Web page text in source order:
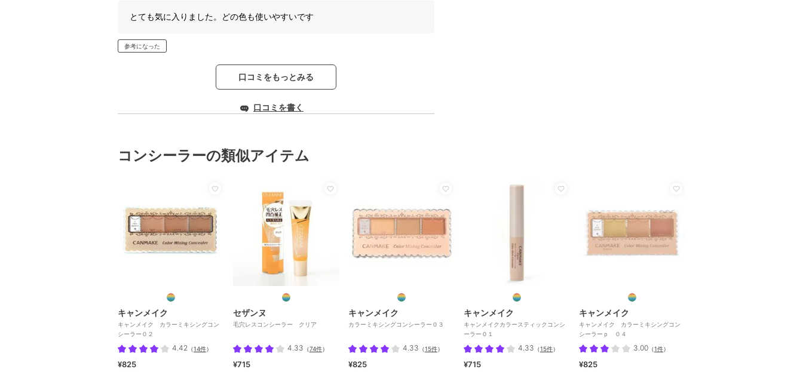
とても気に入りました。どの色も使いやすいです
参考になった
口コミをもっとみる
口コミを書く
コンシーラーの類似アイテム
キャンメイク
キャンメイク カラーミキシングコン
シーラー０２
4.42 （14件）
¥825
セザンヌ
毛穴レスコンシーラー クリア
4.33 （74件）
¥715
キャンメイク
カラーミキシングコンシーラー０３
4.33 （15件）
¥825
キャンメイク
キャンメイクカラースティックコンシ
ーラー０１
4.33 （15件）
¥715
キャンメイク
キャンメイク カラーミキシングコン
シーラーｐ ０４
3.00 （1件）
¥825